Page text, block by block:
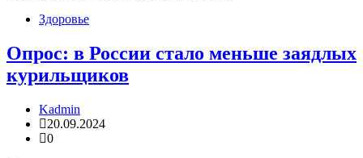
Здоровье
Опрос: в России стало меньше заядлых
курильщиков
Kadmin
20.09.2024
0